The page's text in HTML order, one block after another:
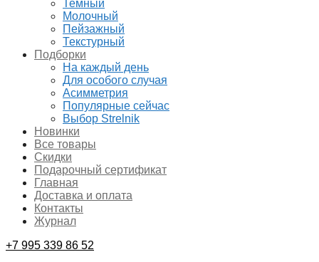
Темный
Молочный
Пейзажный
Текстурный
Подборки
На каждый день
Для особого случая
Асимметрия
Популярные сейчас
Выбор Strelnik
Новинки
Все товары
Скидки
Подарочный сертификат
Главная
Доставка и оплата
Контакты
Журнал
+7 995 339 86 52